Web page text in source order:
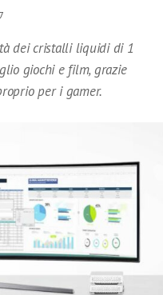
dei cristalli liquidi di 1
giochi e film, grazie
per i gamer.